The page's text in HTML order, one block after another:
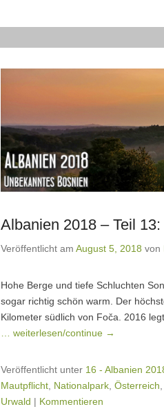
Albanien 2018 – Teil
Veröffentlicht am August 5, 2018 von
Hohe Berge und tiefe Schluchten
sogar richtig schön warm. Der
Kilometer südlich von Foča. 2016
… weiterlesen/continue →
Veröffentlicht unter 16 - Albanien
Mautpflicht Nationalpark Österreich
Urwald | Kommentieren